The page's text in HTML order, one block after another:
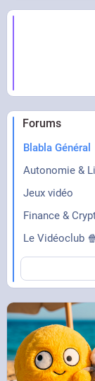
Forums
Blabla Général
Autonomie &
Jeux vidéo
Finance &
Le Vidéoclub 🍿